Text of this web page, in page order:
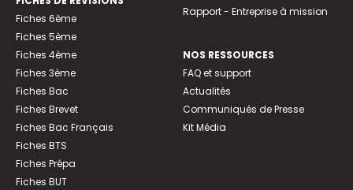
Fiches 6ème
Fiches 5ème
Fiches 4ème
Fiches 3ème
Fiches Bac
Fiches Brevet
Fiches Bac Français
Fiches BTS
Fiches Prépa
Fiches BUT
Rapport - Entreprise à mission
NOS RESSOURCES
FAQ et support
Actualités
Communiqués de Presse
Kit Média